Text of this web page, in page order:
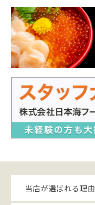
当店が選ばれる理由